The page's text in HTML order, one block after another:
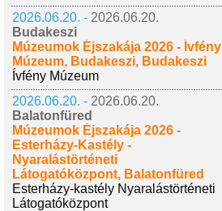
2026.06.20. - 2026.06.20.
Budakeszi
Múzeumok Éjszakája 2026 - Ívfény
Múzeum, Budakeszi, Budakeszi
Ívfény Múzeum
2026.06.20. - 2026.06.20.
Balatonfüred
Múzeumok Éjszakája 2026 -
Esterházy-Kastély -
Nyaralástörténeti
Látogatóközpont, Balatonfüred
Esterházy-kastély Nyaralástörténeti
Látogatóközpont